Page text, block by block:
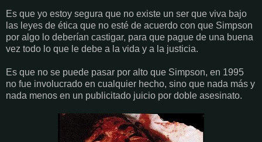
Es que yo estoy segura que no existe un ser que viva bajo
las leyes de ética que no esté de acuerdo con que Simpson
por algo lo deberían castigar, para que pague de una buena
vez todo lo que le debe a la vida y a la justicia.
Es que no se puede pasar por alto que Simpson, en 1995
no fue involucrado en cualquier hecho, sino que nada más y
nada menos en un publicitado juicio por doble asesinato.